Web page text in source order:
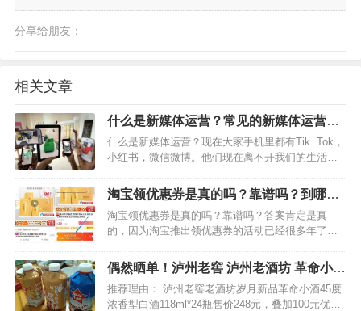
分享给朋友：
相关文章
什么是新媒体运营？常见的新媒体运营中
有哪些技巧
什么是新媒体运营？现在大家手机里都有Tik Tok，
小红书，微信微博。他们现在离不开我们的生活和
多，这也是为什么近年来，小编明显感觉到品牌需
要越来越多的新媒体运营。 对于所有品牌来…
淘宝领优惠券是真的吗？靠谱吗？到哪里
才能领到？
淘宝领优惠券是真的吗？靠谱吗？答案肯定是真
的，因为淘宝推出领优惠券的活动已经很多年了，
领取优惠券福利。不过现在不同了，由于高佣联盟
的出现，让领优惠券变得更加的简单，大家只需要
下载一个高佣联盟，你就…
偶然晒单！泸州老窖 泸州老酒坊 革命小酒
45度浓香型白酒118ml*24瓶
推荐理由： 泸州老窖老酒坊岁月新品革命小酒45度
浓香型白酒118ml*24瓶售价248元，叠加100元优惠